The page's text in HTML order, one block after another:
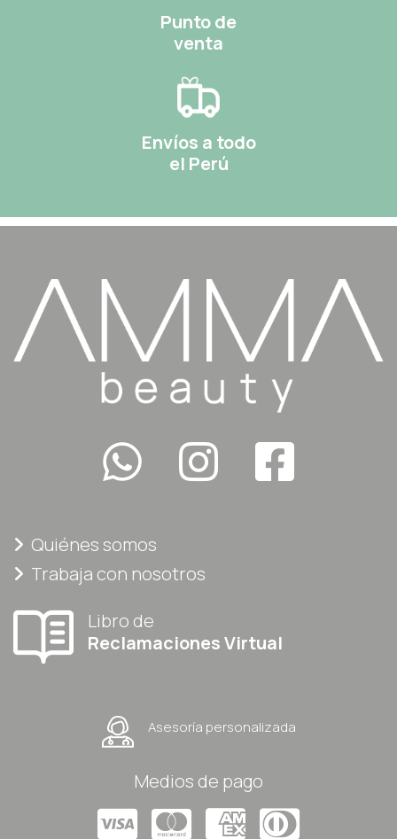
Punto de
venta
Envíos a todo
el Perú
Quiénes somos
Trabaja con nosotros
Libro de
Reclamaciones Virtual
Asesoría personalizada
Medios de pago